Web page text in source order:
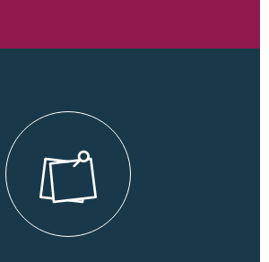
la manutenzione straordinaria di ponti e
di Province e Cittò metropolitane
Leggi di più